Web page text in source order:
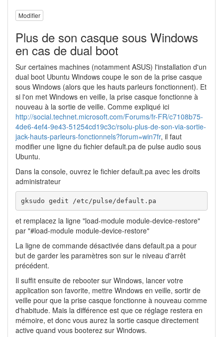
Modifier
Plus de son casque sous Windows
en cas de dual boot
Sur certaines machines (notamment ASUS) l'installation d'un
dual boot Ubuntu Windows coupe le son de la prise casque
sous Windows (alors que les hauts parleurs fonctionnent). Et
si l'on met Windows en veille, la prise casque fonctionne à
nouveau à la sortie de veille. Comme expliqué ici
http://social.technet.microsoft.com/Forums/fr-FR/c7108b75-
4de6-4ef4-9e43-51254cd19c3c/rsolu-plus-de-son-via-sortie-
jack-hauts-parleurs-fonctionnels?forum=win7fr, il faut
modifier une ligne du fichier default.pa de pulse audio sous
Ubuntu.
Dans la console, ouvrez le fichier default.pa avec les droits
administrateur
gksudo gedit /etc/pulse/default.pa
et remplacez la ligne "load-module module-device-restore"
par "#load-module module-device-restore"
La ligne de commande désactivée dans default.pa a pour
but de garder les paramètres son sur le niveau d'arrêt
précédent.
Il suffit ensuite de rebooter sur Windows, lancer votre
application son favorite, mettre Windows en veille, sortir de
veille pour que la prise casque fonctionne à nouveau comme
d'habitude. Mais la différence est que ce réglage restera en
mémoire, et donc vous aurez la sortie casque directement
active quand vous booterez sur Windows.